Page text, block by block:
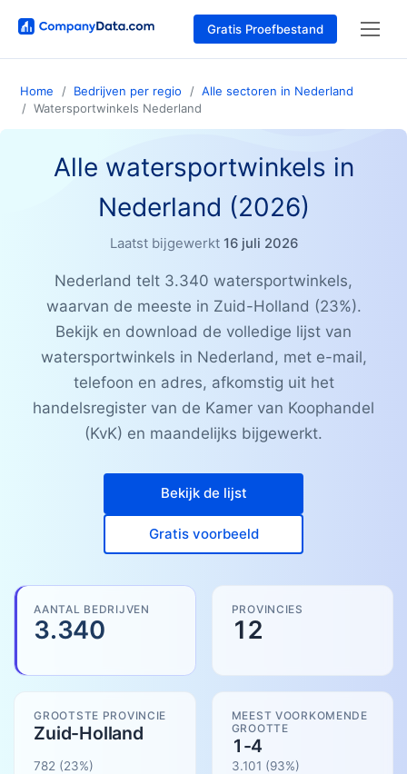
Gratis Proefbestand
Home Bedrijven per regio
Alle sectoren in Nederland
Watersportwinkels Nederland
Alle watersportwinkels in
Nederland (2026)
Laatst bijgewerkt 16 juli 2026
Nederland telt 3.340 watersportwinkels,
waarvan de meeste in Zuid-Holland (23%).
Bekijk en download de volledige lijst van
watersportwinkels in Nederland, met e-mail,
telefoon en adres, afkomstig uit het
handelsregister van de Kamer van Koophandel
(KvK) en maandelijks bijgewerkt.
Bekijk de lijst
Gratis voorbeeld
AANTAL BEDRIJVEN
3.340
PROVINCIES
12
GROOTSTE PROVINCIE
Zuid-Holland
782 (23%)
MEEST VOORKOMENDE
GROOTTE
1-4
3.101 (93%)